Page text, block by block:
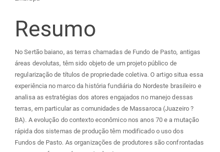
Resumo
No Sertão baiano, as terras chamadas de Fundo de Pasto, antigas
áreas devolutas, têm sido objeto de um projeto público de
regularização de títulos de propriedade coletiva. O artigo situa essa
experiência no marco da história fundiária do Nordeste brasileiro e
analisa as estratégias dos atores engajados no manejo dessas
terras, em particular as comunidades de Massaroca (Juazeiro ?
BA). A evolução do contexto econômico nos anos 70 e a mutação
rápida dos sistemas de produção têm modificado o uso dos
Fundos de Pasto. As organizações de produtores são confrontadas